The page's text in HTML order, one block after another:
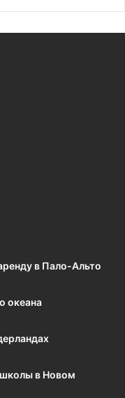
в Пало-Альто
океана
школы в Новом